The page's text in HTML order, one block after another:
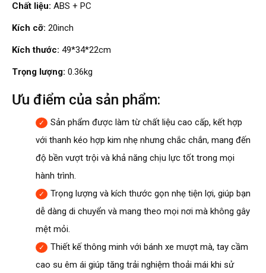
Chất liệu: ABS + PC
Kích cỡ: 20inch
Kích thước: 49*34*22cm
Trọng lượng: 0.36kg
Ưu điểm của sản phẩm:
Sản phẩm được làm từ chất liệu cao cấp, kết hợp
với thanh kéo hợp kim nhẹ nhưng chắc chắn, mang đến
độ bền vượt trội và khả năng chịu lực tốt trong mọi
hành trình.
Trọng lượng và kích thước gọn nhẹ tiện lợi, giúp bạn
dễ dàng di chuyển và mang theo mọi nơi mà không gây
mệt mỏi.
Thiết kế thông minh với bánh xe mượt mà, tay cầm
cao su êm ái giúp tăng trải nghiệm thoải mái khi sử